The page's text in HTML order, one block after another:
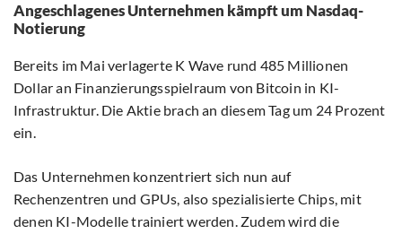
Angeschlagenes Unternehmen kämpft um Nasdaq-
Notierung
Bereits im Mai verlagerte K Wave rund 485 Millionen
Dollar an Finanzierungsspielraum von Bitcoin in KI-
Infrastruktur. Die Aktie brach an diesem Tag um 24 Prozent
ein.
Das Unternehmen konzentriert sich nun auf
Rechenzentren und GPUs, also spezialisierte Chips, mit
denen KI-Modelle trainiert werden. Zudem wird die